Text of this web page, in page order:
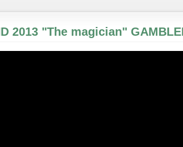
2013 "The magician"